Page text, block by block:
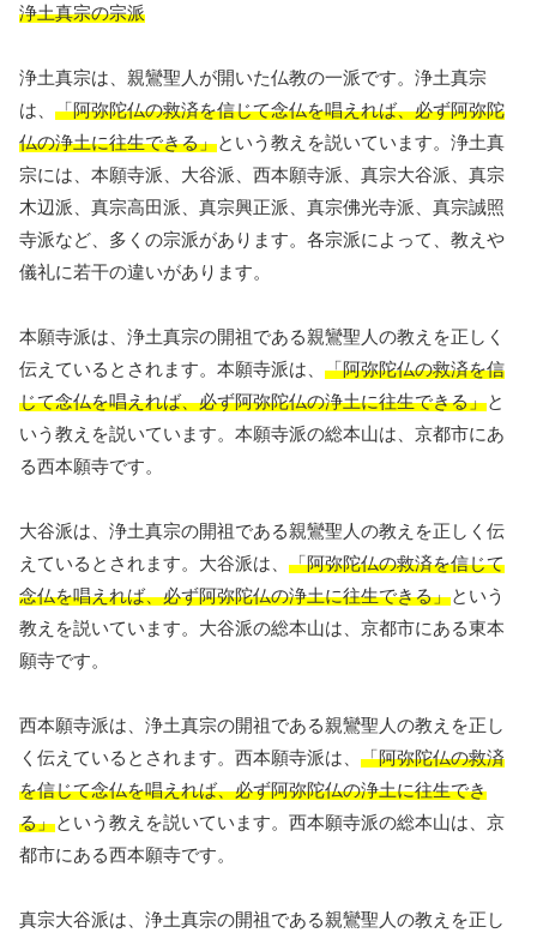
浄土真宗の宗派
浄土真宗は、親鸞聖人が開いた仏教の一派です。浄土真宗
は、 「阿弥陀仏の救済を信じて念仏を唱えれば、必ず阿弥陀
仏の浄土に往生できる」という教えを説いています。浄土真
宗には、本願寺派、大谷派、西本願寺派、真宗大谷派、真宗
木辺派、真宗高田派、真宗興正派、真宗佛光寺派、真宗誠照
寺派など、多くの宗派があります。各宗派によって、教えや
儀礼に若干の違いがあります。
本願寺派は、浄土真宗の開祖である親鸞聖人の教えを正しく
伝えているとされます。本願寺派は、 「阿弥陀仏の救済を信
じて念仏を唱えれば、必ず阿弥陀仏の浄土に往生できる」と
いう教えを説いています。本願寺派の総本山は、京都市にあ
る西本願寺です。
大谷派は、浄土真宗の開祖である親鸞聖人の教えを正しく伝
えているとされます。大谷派は、 「阿弥陀仏の救済を信じて
念仏を唱えれば、必ず阿弥陀仏の浄土に往生できる」という
教えを説いています。大谷派の総本山は、京都市にある東本
願寺です。
西本願寺派は、浄土真宗の開祖である親鸞聖人の教えを正し
く伝えているとされます。西本願寺派は、 「阿弥陀仏の救済
を信じて念仏を唱えれば、必ず阿弥陀仏の浄土に往生でき
る」という教えを説いています。西本願寺派の総本山は、京
都市にある西本願寺です。
真宗大谷派は、浄土真宗の開祖である親鸞聖人の教えを正し